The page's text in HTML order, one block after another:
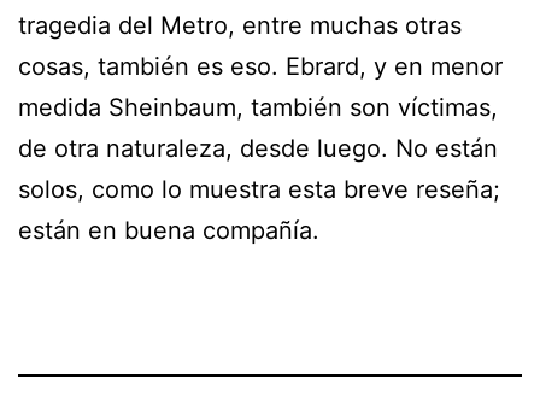
tragedia del Metro, entre muchas otras
cosas, también es eso. Ebrard, y en menor
medida Sheinbaum, también son víctimas,
de otra naturaleza, desde luego. No están
solos, como lo muestra esta breve reseña;
están en buena compañía.